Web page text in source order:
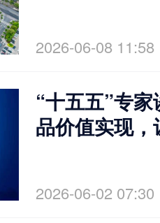
2026-06-08 11:58
“十五五”专
品价值实现
2026-06-02 07:30